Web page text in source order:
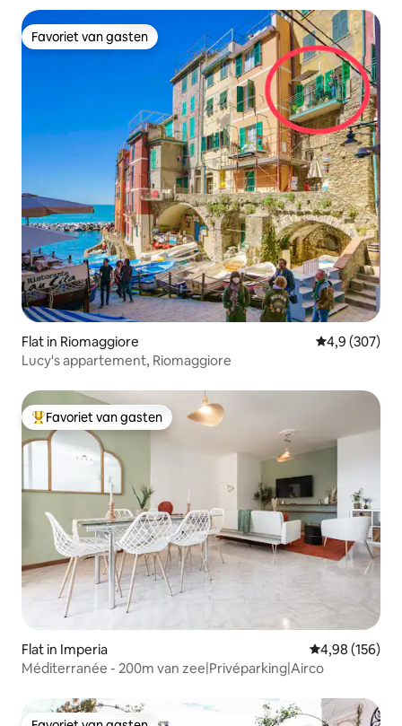
Favoriet van gasten
Favoriet van gasten
Flat in Riomaggiore Gemiddelde
4,9 (307)
Lucy's appartement, Riomaggiore
Topfavoriet van gasten
Favoriet van gasten
Flat in Imperia Gemiddelde
4,98 (156)
Méditerranée - 200m van zee|Privéparking|Airco